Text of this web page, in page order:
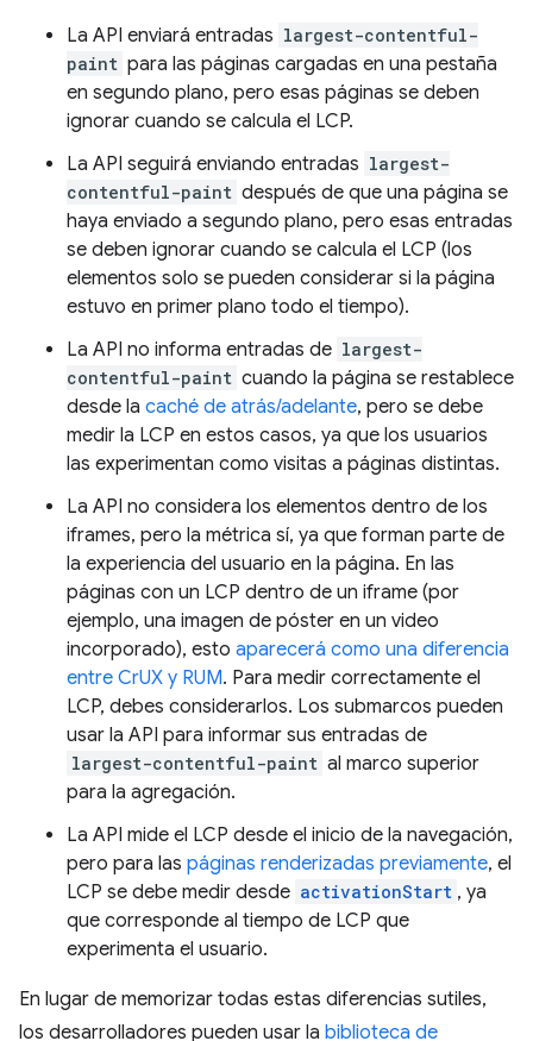
La API enviará entradas largest-contentful-
paint para las páginas cargadas en una pestaña
en segundo plano, pero esas páginas se deben
ignorar cuando se calcula el LCP.
La API seguirá enviando entradas largest-
contentful-paint después de que una página se
haya enviado a segundo plano, pero esas entradas
se deben ignorar cuando se calcula el LCP (los
elementos solo se pueden considerar si la página
estuvo en primer plano todo el tiempo).
La API no informa entradas de largest-
contentful-paint cuando la página se restablece
desde la caché de atrás/adelante, pero se debe
medir la LCP en estos casos, ya que los usuarios
las experimentan como visitas a páginas distintas.
La API no considera los elementos dentro de los
iframes, pero la métrica sí, ya que forman parte de
la experiencia del usuario en la página. En las
páginas con un LCP dentro de un iframe (por
ejemplo, una imagen de póster en un video
incorporado), esto aparecerá como una diferencia
entre CrUX y RUM. Para medir correctamente el
LCP, debes considerarlos. Los submarcos pueden
usar la API para informar sus entradas de
largest-contentful-paint al marco superior
para la agregación.
La API mide el LCP desde el inicio de la navegación,
pero para las páginas renderizadas previamente, el
LCP se debe medir desde activationStart , ya
que corresponde al tiempo de LCP que
experimenta el usuario.
En lugar de memorizar todas estas diferencias sutiles,
los desarrolladores pueden usar la biblioteca de